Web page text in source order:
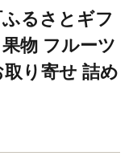
ふるさとギフ
物 フルーツ
り寄せ 詰め